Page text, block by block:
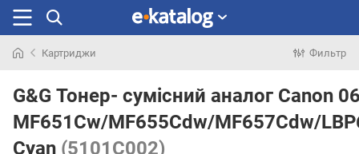
раньше
Картриджи Фильтр
G&G Тонер- сумісний аналог Canon
MF651Cw/MF655Cdw/MF657Cdw/
Cyan (5101C002)